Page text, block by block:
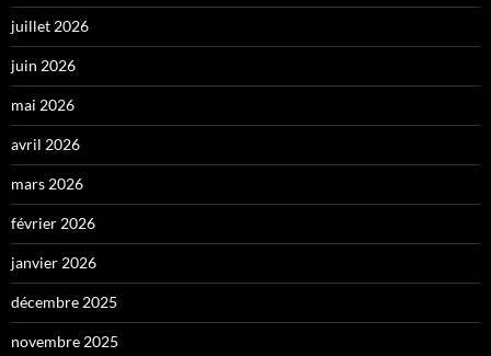
juillet 2026
juin 2026
mai 2026
avril 2026
mars 2026
février 2026
janvier 2026
décembre 2025
novembre 2025